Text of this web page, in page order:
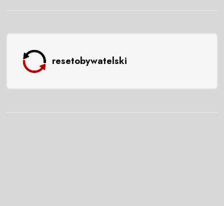
resetobywatelski